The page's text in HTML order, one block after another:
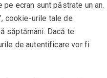
ecran sunt păstrate un an.
cookie-urile tale de
săptămâni. Dacă te
de autentificare vor fi